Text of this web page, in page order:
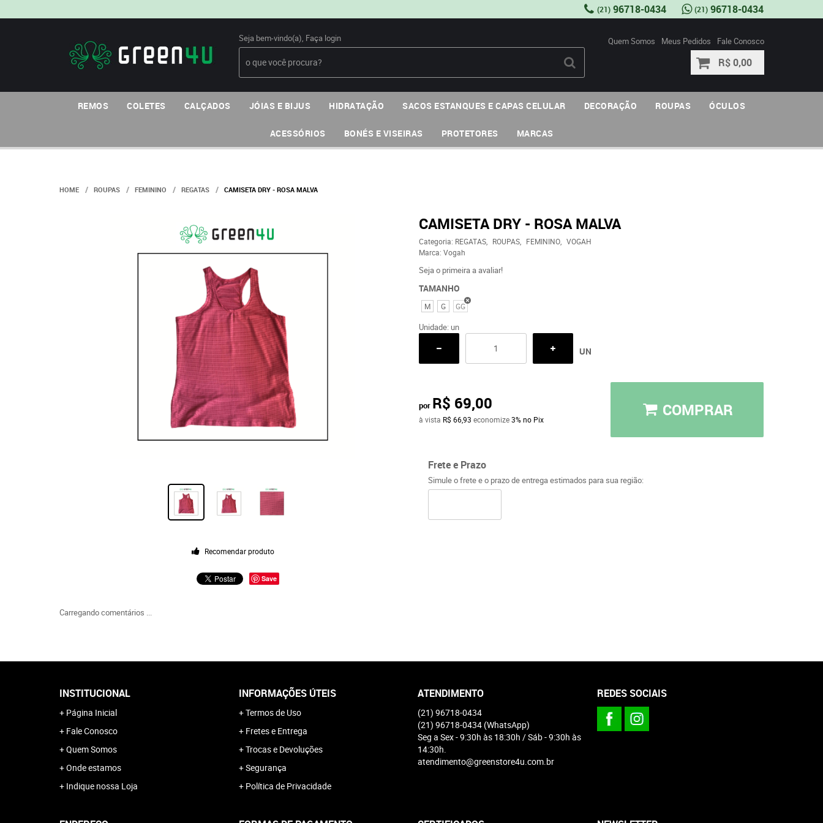
(21) 96718-0434 (21) 96718-0434
Seja bem-vindo(a), Faça login Quem Somos Meus Pedidos Fale Conosco
R$ 0,00
REMOS COLETES CALÇADOS JÓIAS E BIJUS HIDRATAÇÃO SACOS ESTANQUES E CAPAS CELULAR DECORAÇÃO ROUPAS ÓCULOS
ACESSÓRIOS BONÉS E VISEIRAS PROTETORES MARCAS
HOME ROUPAS FEMININO REGATAS CAMISETA DRY - ROSA MALVA
Recomendar produto
Save
CAMISETA DRY - ROSA MALVA
Categoria: REGATAS ROUPAS FEMININO
VOGAH
Marca: Vogah
Seja o primeira a avaliar!
TAMANHO
M G GG
Unidade: un
UN
por R$ 69,00
à vista R$ 66,93 economize3% no Pix COMPRAR
Frete e Prazo
Simule o frete e o prazo de entrega estimados para sua região:
Carregando comentários ...
INSTITUCIONAL
Página Inicial
Fale Conosco
Quem Somos
Onde estamos
Indique nossa Loja
INFORMAÇÕES ÚTEIS
Termos de Uso
Fretes e Entrega
Trocas e Devoluções
Segurança
Política de Privacidade
ATENDIMENTO
(21) 96718-0434
(21) 96718-0434 (WhatsApp)
Seg a Sex - 9:30h às 18:30h / Sáb - 9:30h às
14:30h.
atendimento@greenstore4u.com.br
REDES SOCIAIS